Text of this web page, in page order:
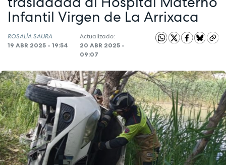
Infantil Virgen de La Arrixaca
ROSALÍA SAURA
19 ABR 2025 - 19:54
Actualizado:
20 ABR 2025 -
09:07